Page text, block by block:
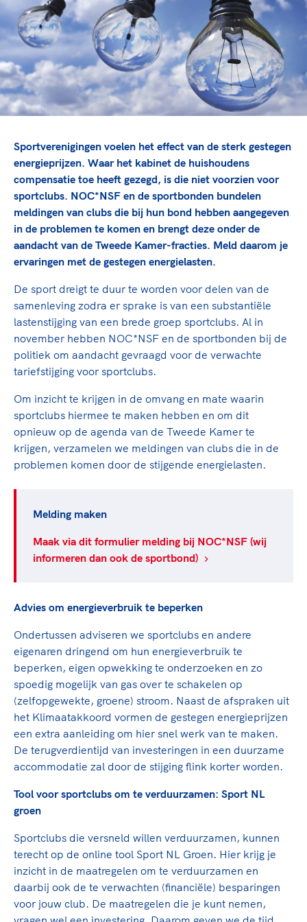
Sportonderzoek
Sportakkoord II
Game Changer
TeamNL kids
Nieuwspagina
Columns
Sport verenigt. Op sportclubs, pleintjes, tijdens
een rondje fietsen, door samen te skaten of naar
de sportschool te gaan. Door samen te juichen
voor Sifan Hassan, Rico Verhoeven, Diede de
Groot en het Nederlands Elftal. Of met trots te
genieten van de karatewedstrijd van je dochter,
de halve marathon van je moeder of de
hockeywedstrijd van je buurjongen.
Lees verder
Veilige en integere sport
Diversiteit en inclusie
Gezonde sportomgeving
Duurzaamheid
Bekwaam sportkader
Vitale clubs en bestuurlijk kader
Sportmatch
Clubacties
Handboek Wet- en Regelgeving
Opleidingen en trainingen
High5 Stappenplan
Ruimte voor sport
Clubondersteuning
Beroepskrachten
Samen voor een veilige
langs de lijn, in de kleedkamer, kantine en online?
En wat mag vooral niet? Een gedragscode geeft
hier richting aan en is dus een belangrijk
Lees verder
TeamNL Academie Kalender
Kennisaanbod TeamNL Experts
TeamNL Sport Science Centre
Paralympische Spelen LA28
Europese Spelen Istanbul 2027
Topsportbeleid
Topsportfinanciering
Maatschappelijke waarde topsport
Top teamsportcompetities
De TeamNL Academie
De TeamNL Academie biedt een leer- en
ontwikkelprogramma voor de volgende functies
binnen TeamNL programma's: experts, coaches,
bestuurders, (technisch) directeuren, managers en
toekomstig kader.
Lees verder
Sportverenigingen voelen het effect van de sterk gestegen
energieprijzen. Waar het kabinet de huishoudens
compensatie toe heeft gezegd, is die niet voorzien voor
sportclubs. NOC*NSF en de sportbonden bundelen
meldingen van clubs die bij hun bond hebben aangegeven
in de problemen te komen en brengt deze onder de
aandacht van de Tweede Kamer-fracties. Meld daarom je
ervaringen met de gestegen energielasten.
De sport dreigt te duur te worden voor delen van de
samenleving zodra er sprake is van een substantiële
lastenstijging van een brede groep sportclubs. Al in
november hebben NOC*NSF en de sportbonden bij de
politiek om aandacht gevraagd voor de verwachte
tariefstijging voor sportclubs.
Om inzicht te krijgen in de omvang en mate waarin
sportclubs hiermee te maken hebben en om dit
opnieuw op de agenda van de Tweede Kamer te
krijgen, verzamelen we meldingen van clubs die in de
problemen komen door de stijgende energielasten.
Melding maken
Maak via dit formulier melding bij NOC*NSF (wij
informeren dan ook de sportbond)
Advies om energieverbruik te beperken
Ondertussen adviseren we sportclubs en andere
eigenaren dringend om hun energieverbruik te
beperken, eigen opwekking te onderzoeken en zo
spoedig mogelijk van gas over te schakelen op
(zelfopgewekte, groene) stroom. Naast de afspraken uit
het Klimaatakkoord vormen de gestegen energieprijzen
een extra aanleiding om hier snel werk van te maken.
De terugverdientijd van investeringen in een duurzame
accommodatie zal door de stijging flink korter worden.
Tool voor sportclubs om te verduurzamen: Sport NL
groen
Sportclubs die versneld willen verduurzamen, kunnen
terecht op de online tool Sport NL Groen. Hier krijg je
inzicht in de maatregelen om te verduurzamen en
daarbij ook de te verwachten (financiële) besparingen
voor jouw club. De maatregelen die je kunt nemen,